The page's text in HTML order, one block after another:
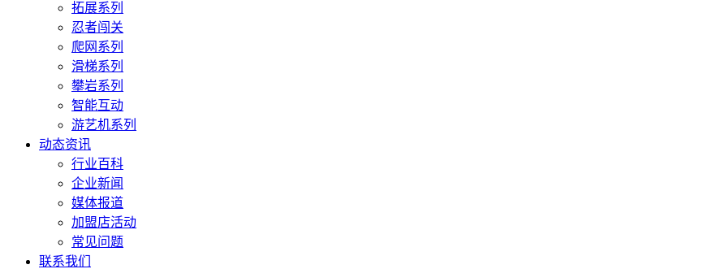
拓展系列
忍者闯关
爬网系列
滑梯系列
攀岩系列
智能互动
游艺机系列
动态资讯
行业百科
企业新闻
媒体报道
加盟店活动
常见问题
联系我们